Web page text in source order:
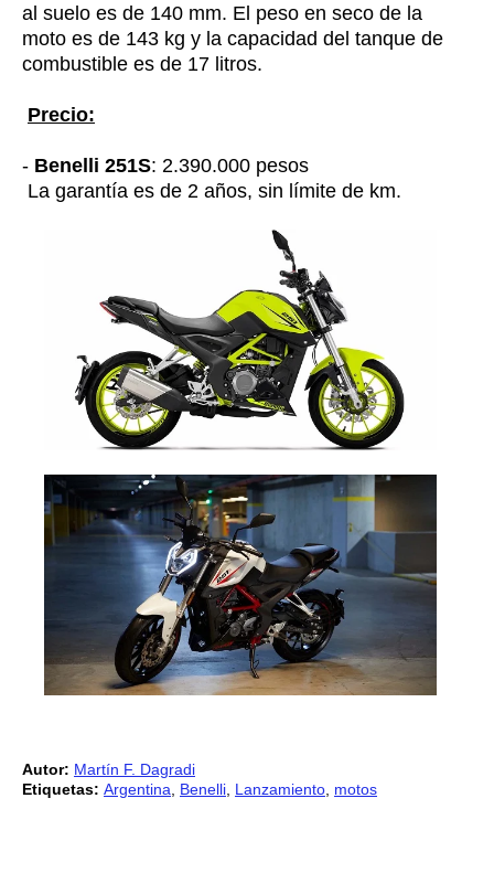
al suelo es de 140 mm. El peso en seco de la
moto es de 143 kg y la capacidad del tanque de
combustible es de 17 litros.
Precio:
- Benelli 251S: 2.390.000 pesos
La garantía es de 2 años, sin límite de km.
Autor: Martín F. Dagradi
Etiquetas: Argentina Benelli Lanzamiento motos